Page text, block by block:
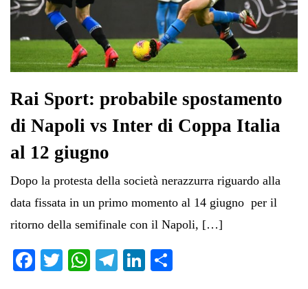
Rai Sport: probabile spostamento
di Napoli vs Inter di Coppa Italia
al 12 giugno
Dopo la protesta della società nerazzurra riguardo alla
data fissata in un primo momento al 14 giugno per il
ritorno della semifinale con il Napoli, […]
Fa T
W
Te
Li